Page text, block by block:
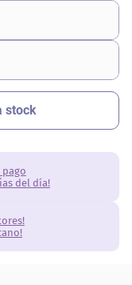
pago
del día!